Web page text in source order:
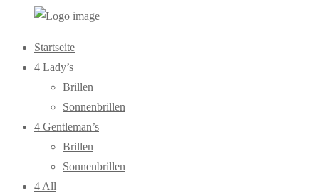
Primary
Menu
Startseite
4 Lady’s
Brillen
Sonnenbrillen
4 Gentleman’s
Brillen
Sonnenbrillen
4 All